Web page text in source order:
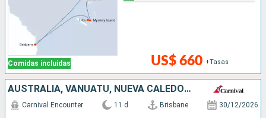
Comidas incluidas US$ 660 +Tasas
AUSTRALIA, VANUATU, NUEVA CALEDONIA
Carnival Encounter 11 d Brisbane 30/12/2026